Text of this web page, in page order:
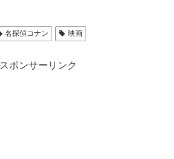
名探偵コナン 映画
スポンサーリンク